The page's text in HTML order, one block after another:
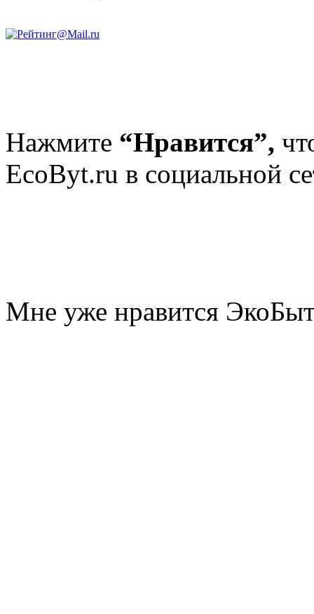
Нажмите “Нравится”,
EcoByt.ru в социальной
Мне уже нравится